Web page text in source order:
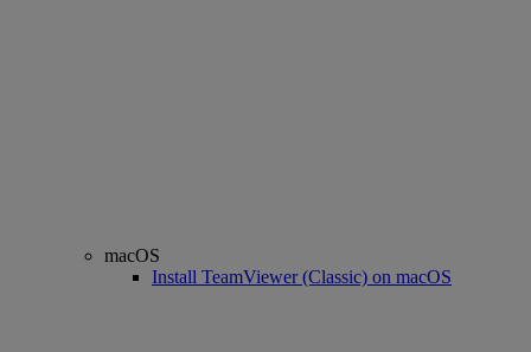
macOS
Install TeamViewer (Classic) on macOS